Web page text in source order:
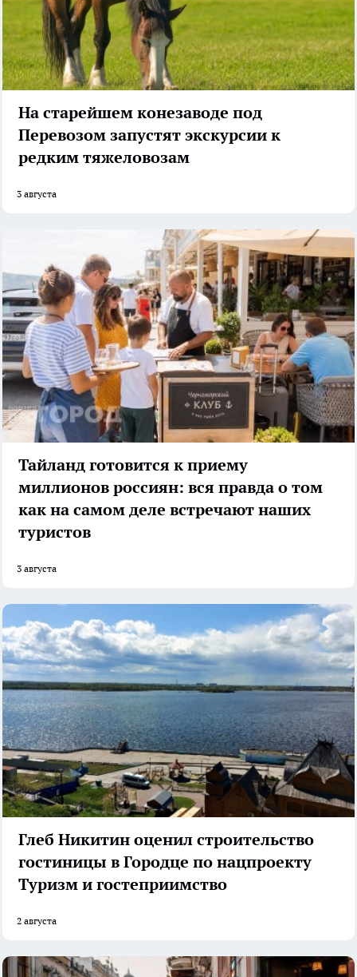
На старейшем конезаводе под
Перевозом запустят экскурсии к
редким тяжеловозам
3 августа
Тайланд готовится к приему
миллионов россиян: вся правда о том
как на самом деле встречают наших
туристов
3 августа
Глеб Никитин оценил строительство
гостиницы в Городце по нацпроекту
Туризм и гостеприимство
2 августа